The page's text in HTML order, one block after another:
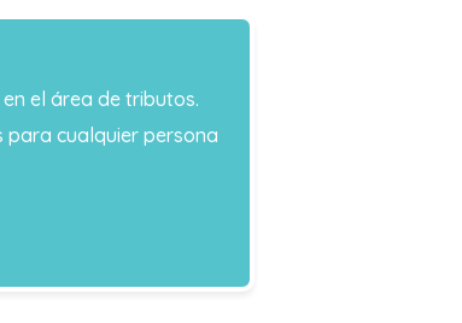
el área de tributos.
para cualquier persona